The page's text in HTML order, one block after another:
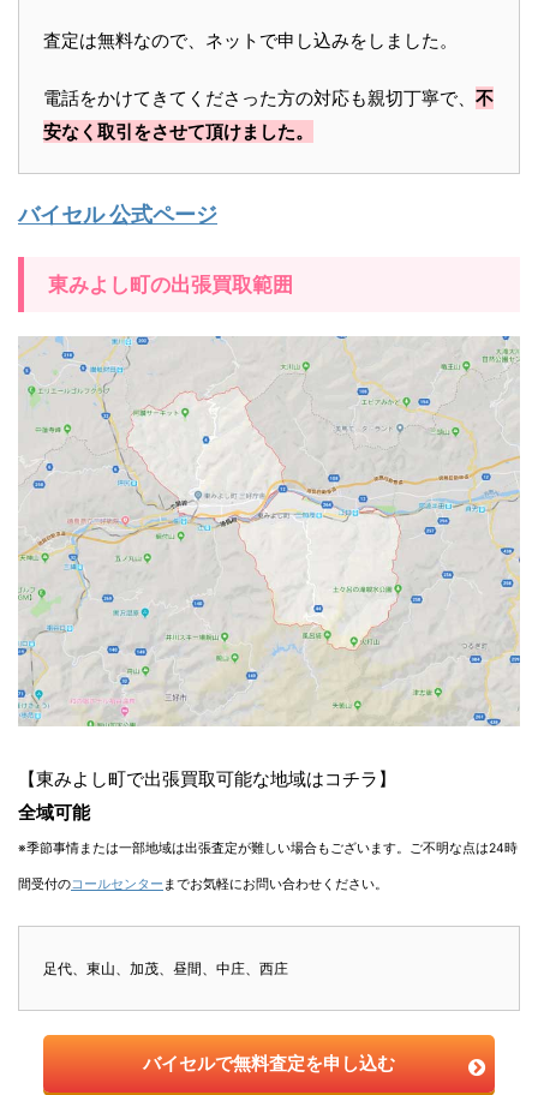
査定は無料なので、ネットで申し込みをしました。
電話をかけてきてくださった方の対応も親切丁寧で、 不
安なく取引をさせて頂けました。
バイセル 公式ページ
東みよし町の出張買取範囲
【東みよし町で出張買取可能な地域はコチラ】
全域可能
※季節事情または一部地域は出張査定が難しい場合もございます。ご不明な点は24時
間受付のコールセンター までお気軽にお問い合わせください。
足代、東山、加茂、昼間、中庄、西庄
バイセルで無料査定を申し込む